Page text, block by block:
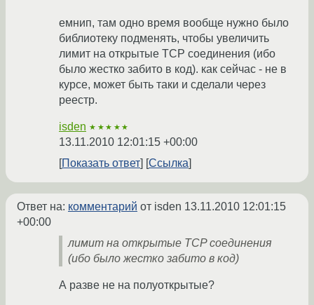
емнип, там одно время вообще нужно было
библиотеку подменять, чтобы увеличить
лимит на открытые TCP соединения (ибо
было жестко забито в код). как сейчас - не в
курсе, может быть таки и сделали через
реестр.
isden ★★★★★
13.11.2010 12:01:15 +00:00
Показать ответ
Ссылка
Ответ на: комментарий от isden 13.11.2010 12:01:15
+00:00
лимит на открытые TCP соединения
(ибо было жестко забито в код)
А разве не на полуоткрытые?